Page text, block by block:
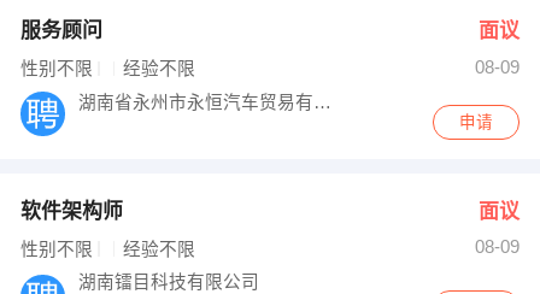
服务顾问 面议
性别不限 经验不限
08-09
湖南省永州市永恒汽车贸易有限公司
申请
软件架构师 面议
性别不限 经验不限
08-09
湖南镭目科技有限公司